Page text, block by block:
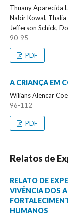
Thuany Aparecida
Nabir Kowal, Thalia
Jefferson Schick,
90-95
PDF
A CRIANÇA EM
Wilians Alencar
96-112
PDF
Relatos de
RELATO DE
VIVÊNCIA DOS
HUMANOS